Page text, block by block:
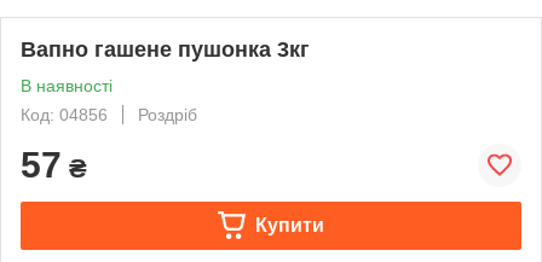
Вапно гашене пушонка 3кг
В наявності
Код: 04856
Роздріб
57 ₴
Купити